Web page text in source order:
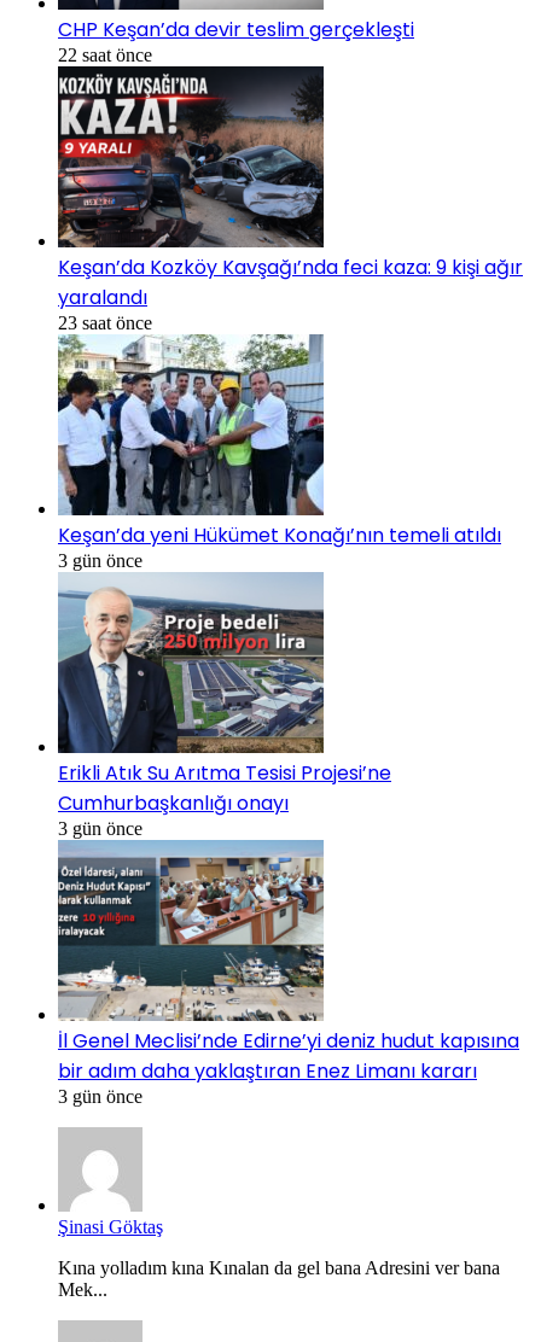
CHP Keşan’da devir teslim gerçekleşti
22 saat önce
Keşan’da Kozköy Kavşağı’nda feci kaza: 9 kişi ağır
yaralandı
23 saat önce
Keşan’da yeni Hükümet Konağı’nın temeli atıldı
3 gün önce
Erikli Atık Su Arıtma Tesisi Projesi’ne
Cumhurbaşkanlığı onayı
3 gün önce
İl Genel Meclisi’nde Edirne’yi deniz hudut kapısına
bir adım daha yaklaştıran Enez Limanı kararı
3 gün önce
Şinasi Göktaş
Kına yolladım kına Kınalan da gel bana Adresini ver bana
Mek...